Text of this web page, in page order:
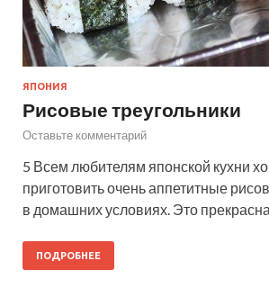
ЯПОНИЯ
Рисовые треугольники
Оставьте комментарий
5 Всем любителям японской кухни
приготовить очень аппетитные
в домашних условиях. Это
ПОДРОБНЕЕ